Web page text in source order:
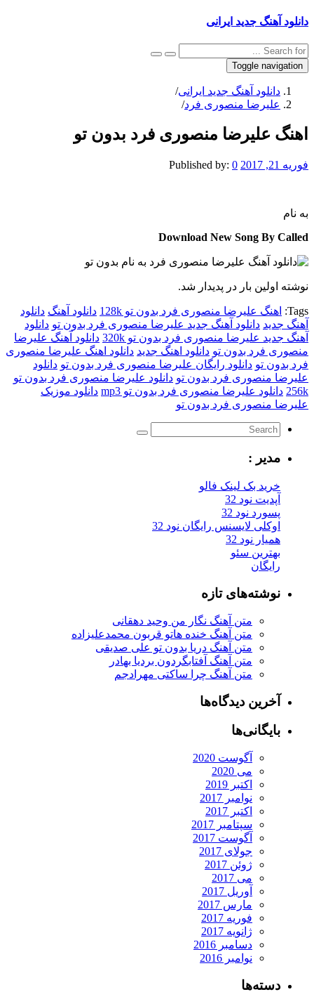
دانلود آهنگ جدید ایرانی
Toggle navigation
دانلود آهنگ جدید ایرانی/
علیرضا منصوری فرد/
اهنگ علیرضا منصوری فرد بدون تو
فوریه 21, 2017 Published by: 0
به نام
Download New Song By Called
نوشته اولین بار در پدیدار شد.
Tags: اهنگ علیرضا منصوری فرد بدون تو 128k دانلود آهنگ دانلود
آهنگ جدید دانلود آهنگ جدید علیرضا منصوری فرد بدون تو دانلود
آهنگ جدید علیرضا منصوری فرد بدون تو 320k
دانلود آهنگ علیرضا
منصوری فرد بدون تو دانلود اهنگ جدید دانلود اهنگ علیرضا منصوری
فرد بدون تو دانلود رایگان علیرضا منصوری فرد بدون تو دانلود
علیرضا منصوری فرد بدون تو دانلود علیرضا منصوری فرد بدون تو
256k دانلود علیرضا منصوری فرد بدون تو mp3
دانلود موزیک
علیرضا منصوری فرد بدون تو
مدیر :
خرید بک لینک فالو
آپدیت نود 32
پسورد نود 32
اوکلی لایسنس رایگان نود 32
همیار نود 32
بهترین سئو
رایگان
نوشته‌های تازه
متن آهنگ نگار من وحید دهقانی
متن آهنگ خنده هاتو قربون محمدعلیزاده
متن آهنگ دریا بدون تو علی صدیقی
متن آهنگ آفتابگردون بردیا بهادر
متن آهنگ چرا ساکتی مهرادجم
آخرین دیدگاه‌ها
بایگانی‌ها
آگوست 2020
می 2020
اکتبر 2019
نوامبر 2017
اکتبر 2017
سپتامبر 2017
آگوست 2017
جولای 2017
ژوئن 2017
می 2017
آوریل 2017
مارس 2017
فوریه 2017
ژانویه 2017
دسامبر 2016
نوامبر 2016
دسته‌ها